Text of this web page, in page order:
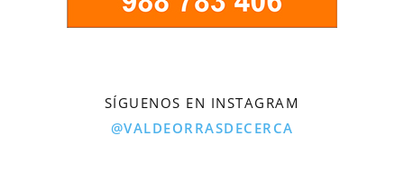
SÍGUENOS EN INSTAGRAM
@VALDEORRASDECERCA